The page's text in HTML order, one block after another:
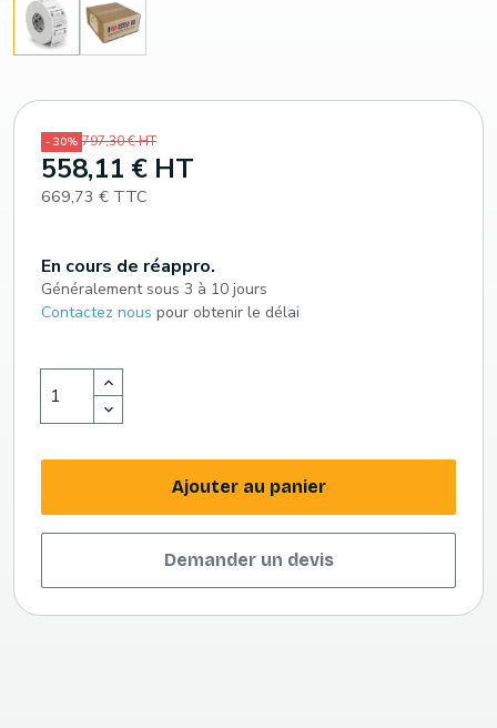
- 30% 797,30 € HT
558,11 € HT
669,73 € TTC
En cours de réappro.
Généralement sous 3 à 10 jours
Contactez nous pour obtenir le délai
Ajouter au panier
Demander un devis